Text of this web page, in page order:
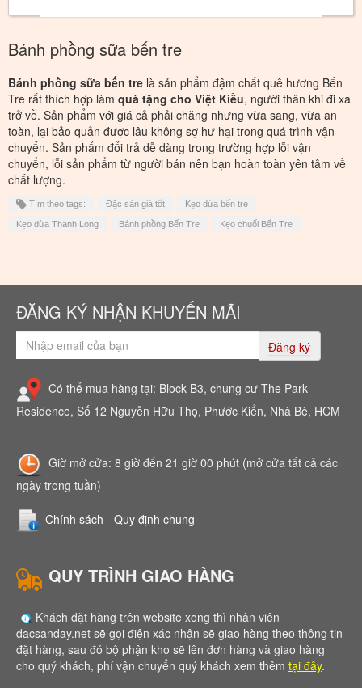
Bánh phồng sữa bến tre
Bánh phồng sữa bến tre là sản phẩm đậm chất quê hương Bến
Tre rất thích hợp làm quà tặng cho Việt Kiều, người thân khi đi xa
trở về. Sản phẩm với giá cả phải chăng nhưng vừa sang, vừa an
toàn, lại bảo quản được lâu không sợ hư hại trong quá trình vận
chuyển. Sản phẩm đổi trả dễ dàng trong trường hợp lỗi vận
chuyển, lỗi sản phẩm từ người bán nên bạn hoàn toàn yên tâm về
chất lượng.
Tìm theo tags: Đặc sản giá tốt Kẹo dừa bến tre
Kẹo dừa Thanh Long Bánh phồng Bến Tre Kẹo chuối Bến Tre
ĐĂNG KÝ NHẬN KHUYẾN MÃI
Đăng ký
Có thể mua hàng tại: Block B3, chung cư The Park
Residence, Số 12 Nguyễn Hữu Thọ, Phước Kiển, Nhà Bè, HCM
Giờ mở cửa: 8 giờ đến 21 giờ 00 phút (mở cửa tất cả các
ngày trong tuần)
Chính sách - Quy định chung
QUY TRÌNH GIAO HÀNG
Khách đặt hàng trên website xong thì nhân viên
dacsanday.net sẽ gọi điện xác nhận sẽ giao hàng theo thông tin
đặt hàng, sau đó bộ phận kho sẽ lên đơn hàng và giao hàng
cho quý khách, phí vận chuyển quý khách xem thêm tại đây.